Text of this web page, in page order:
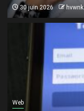
30 juin 2026 hvwnk
Web